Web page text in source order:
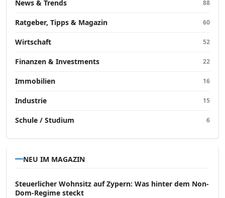
News & Trends 88
Ratgeber, Tipps & Magazin 60
Wirtschaft 52
Finanzen & Investments 22
Immobilien 16
Industrie 15
Schule / Studium 6
NEU IM MAGAZIN
Steuerlicher Wohnsitz auf Zypern: Was hinter dem Non-
Dom-Regime steckt